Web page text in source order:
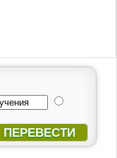
ПЕРЕВЕСТИ